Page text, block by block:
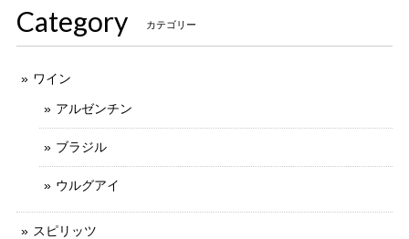
Category カテゴリー
ワイン
アルゼンチン
ブラジル
ウルグアイ
スピリッツ